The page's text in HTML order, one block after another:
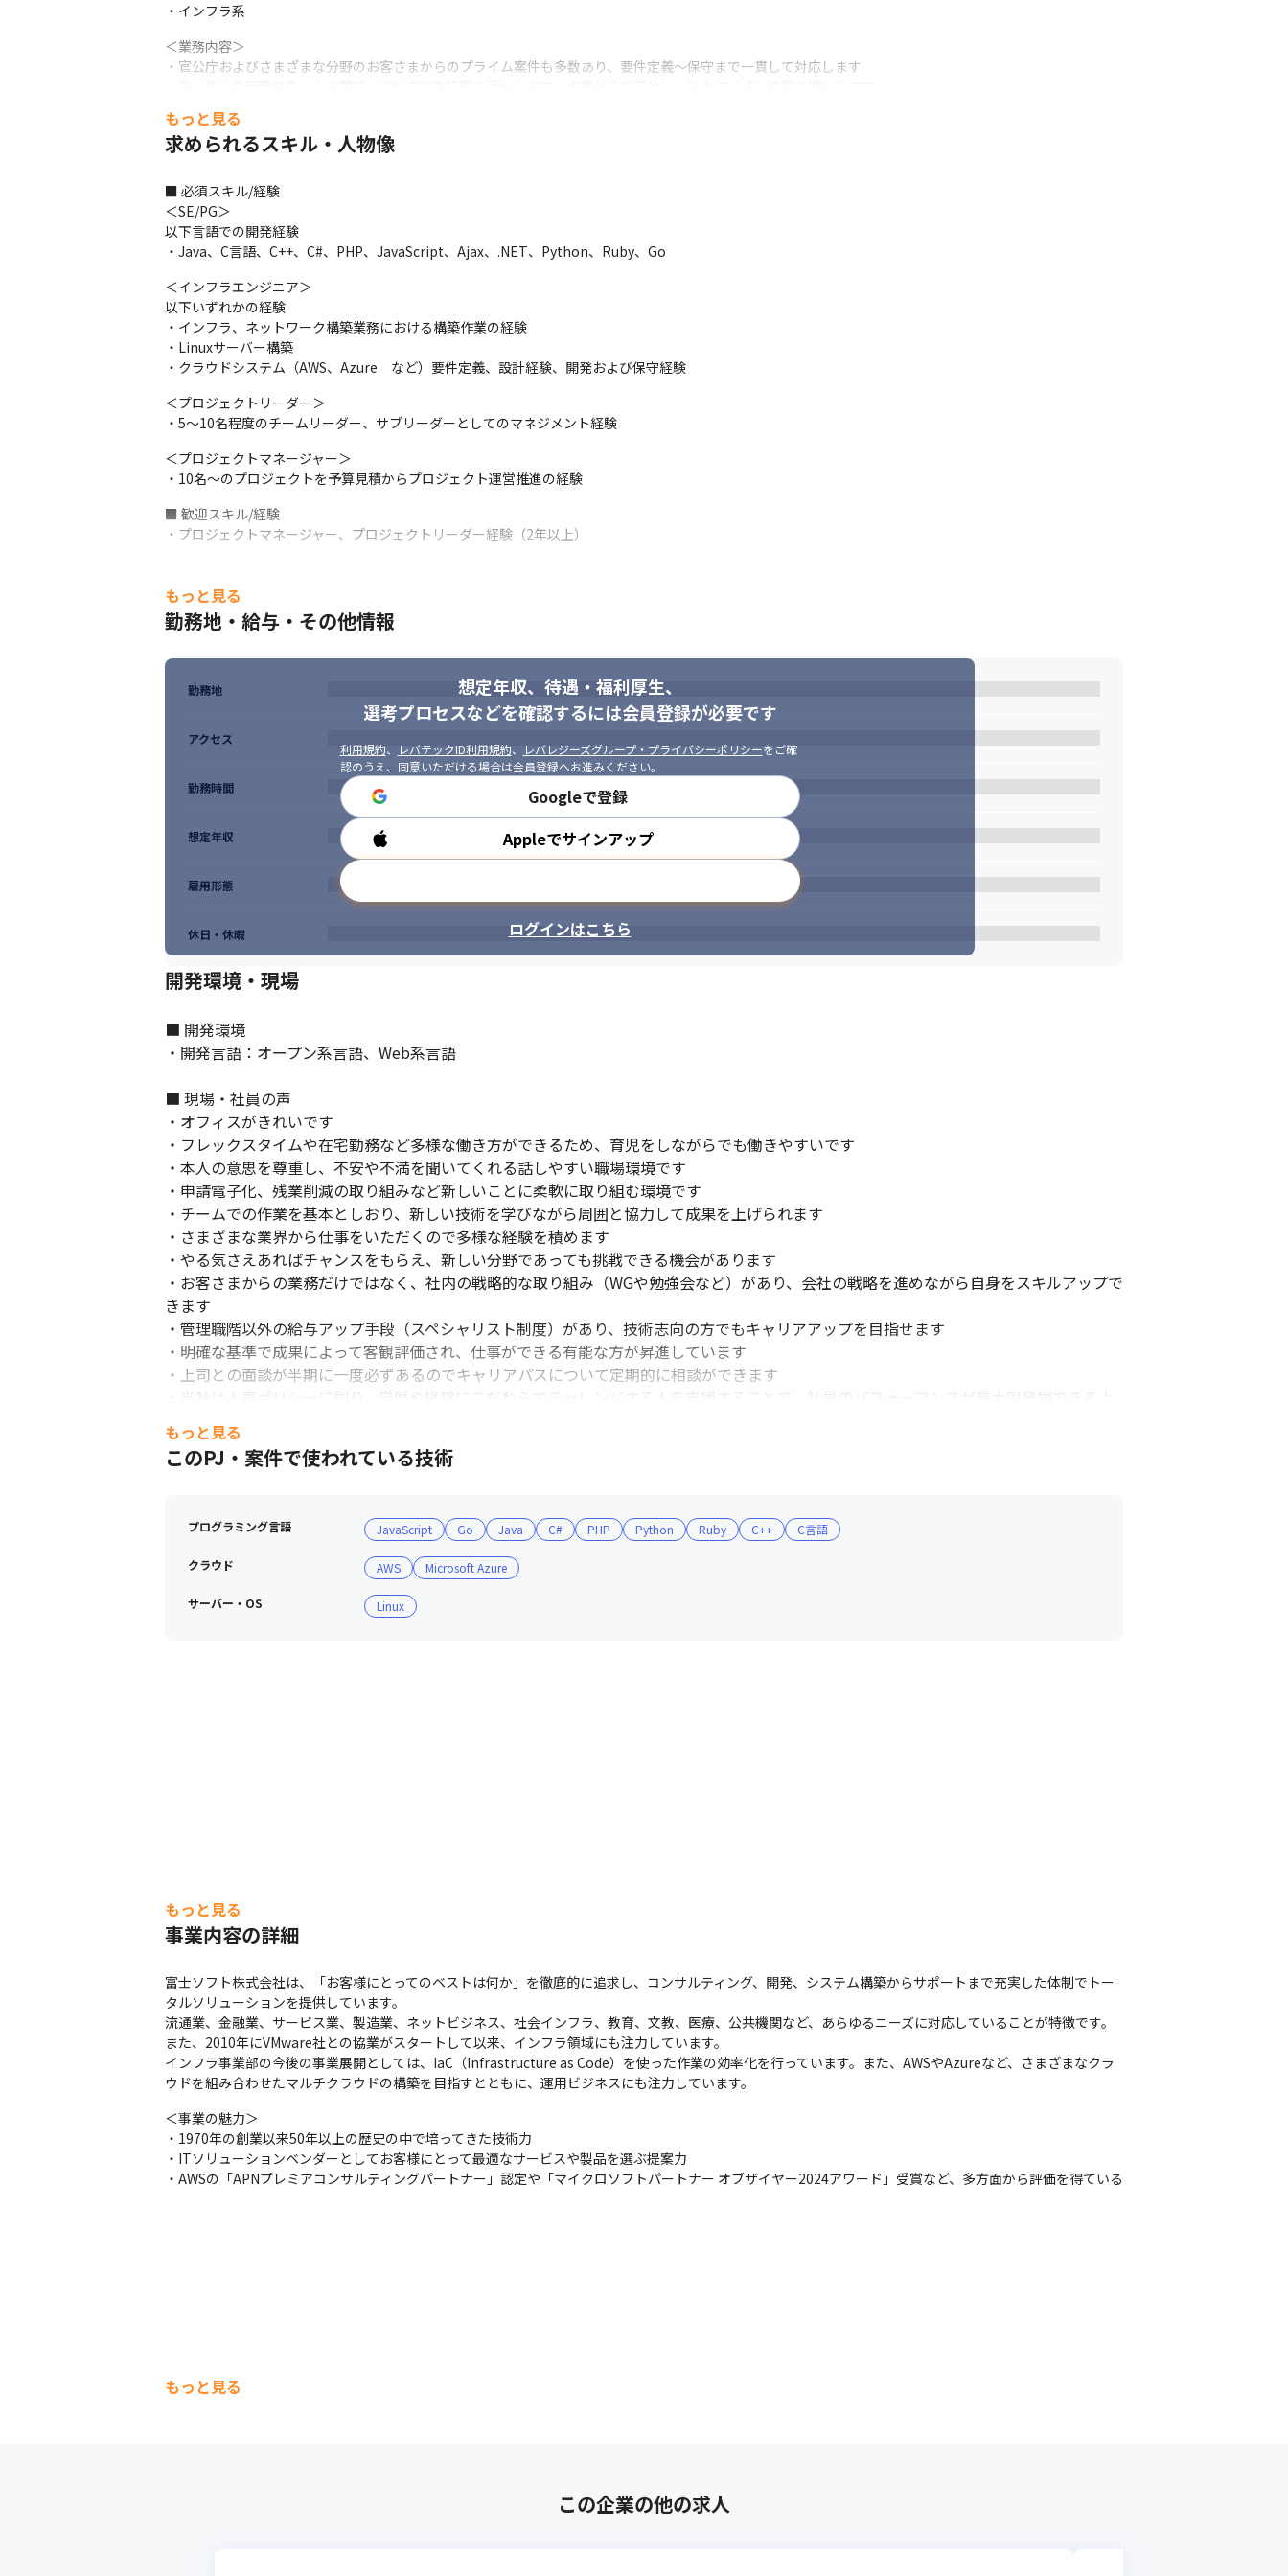
・インフラ系
＜業務内容＞
・官公庁およびさまざまな分野のお客さまからのプライム案件も多数あり、要件定義～保守まで一貫して対応します
＜支援体制＞
・SEやプロジェクトリーダーとしてのキャリアアップを目指す方については現場のSE/プロジェクトリーダーによる教育に加え、当社のSE/PM育成/研修、eラ
・異なる技術分野からの転職者も多数受け入れており、教育コンテンツ/OJTを活用しサポートする環境が整っています
変更の範囲：会社内でのすべての業務
■ この仕事の面白み、魅力
・当社プラットフォーム事業部は豊富なプロジェクトに対応しているため、自身の経験や知見、スキルが活かせるポジションが必ず見つかります
・応募いただいた経歴書はプラットフォーム事業部の部長陣や課長陣全員で検討し、ベストキャリアを提案できる部門にて面接対応します
※2025年4月時点
もっと見る
求められるスキル・人物像
■ 必須スキル/経験
＜SE/PG＞
以下言語での開発経験
・Java、C言語、C++、C#、PHP、JavaScript、Ajax、.NET、Python、Ruby、Go
＜インフラエンジニア＞
以下いずれかの経験
・インフラ、ネットワーク構築業務における構築作業の経験
・Linuxサーバー構築
・クラウドシステム（AWS、Azure　など）要件定義、設計経験、開発および保守経験
＜プロジェクトリーダー＞
・5～10名程度のチームリーダー、サブリーダーとしてのマネジメント経験
＜プロジェクトマネージャー＞
・10名～のプロジェクトを予算見積からプロジェクト運営推進の経験
■ 歓迎スキル/経験
・プロジェクトマネージャー、プロジェクトリーダー経験（2年以上）
・社内外問わずコミュニケーション能力のある方
・周囲と協力してものごとを進める力のある方
・自発的に行動できる方
・スペシャリストを目指したい方
・プロジェクトマネージャー、プロジェクトリーダーを目指したい方
もっと見る
勤務地・給与・その他情報
想定年収、待遇・福利厚生、
選考プロセスなどを確認するには会員登録が必要です
利用規約、 レバテックID利用規約、 レバレジーズグループ・プライバシーポリシーをご確
認のうえ、同意いただける場合は会員登録へお進みください。
Googleで登録
Appleでサインアップ
ログインはこちら
勤務地
アクセス
勤務時間
想定年収
雇用形態
休日・休暇
開発環境・現場
■ 開発環境
・開発言語：オープン系言語、Web系言語
■ 現場・社員の声
・オフィスがきれいです
・フレックスタイムや在宅勤務など多様な働き方ができるため、育児をしながらでも働きやすいです
・本人の意思を尊重し、不安や不満を聞いてくれる話しやすい職場環境です
・申請電子化、残業削減の取り組みなど新しいことに柔軟に取り組む環境です
・チームでの作業を基本としおり、新しい技術を学びながら周囲と協力して成果を上げられます
・さまざまな業界から仕事をいただくので多様な経験を積めます
・やる気さえあればチャンスをもらえ、新しい分野であっても挑戦できる機会があります
・お客さまからの業務だけではなく、社内の戦略的な取り組み（WGや勉強会など）があり、会社の戦略を進めながら自身をスキルアップで
きます
・管理職階以外の給与アップ手段（スペシャリスト制度）があり、技術志向の方でもキャリアアップを目指せます
・明確な基準で成果によって客観評価され、仕事ができる有能な方が昇進しています
・上司との面談が半期に一度必ずあるのでキャリアパスについて定期的に相談ができます
・当社は人事ポリシーに則り、学歴や経験にこだわらずチャレンジする人を支援することで、社員のパフォーマンスが最大限発揮できるよ
う、処遇面においても若くして大きな可能性がある設計にしています
・社員それぞれのライフスタイルやプライベートを重視した働き方などに応じたキャリアも実現できる制度です
もっと見る
このPJ・案件で使われている技術
プログラミング言語 JavaScript Go Java C# PHP Python Ruby C++ C言語
クラウド AWS Microsoft Azure
サーバー・OS Linux
もっと見る
事業内容の詳細
富士ソフト株式会社は、「お客様にとってのベストは何か」を徹底的に追求し、コンサルティング、開発、システム構築からサポートまで充実した体制でトー
タルソリューションを提供しています。
流通業、金融業、サービス業、製造業、ネットビジネス、社会インフラ、教育、文教、医療、公共機関など、あらゆるニーズに対応していることが特徴です。
また、2010年にVMware社との協業がスタートして以来、インフラ領域にも注力しています。
インフラ事業部の今後の事業展開としては、IaC（Infrastructure as Code）を使った作業の効率化を行っています。また、AWSやAzureなど、さまざまなクラ
ウドを組み合わせたマルチクラウドの構築を目指すとともに、運用ビジネスにも注力しています。
＜事業の魅力＞
・1970年の創業以来50年以上の歴史の中で培ってきた技術力
・ITソリューションベンダーとしてお客様にとって最適なサービスや製品を選ぶ提案力
・AWSの「APNプレミアコンサルティングパートナー」認定や「マイクロソフトパートナー オブザイヤー2024アワード」受賞など、多方面から評価を得ている
もっと見る
この企業の他の求人